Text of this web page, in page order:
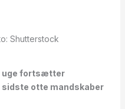
Shutterstock
uge fortsætter
otte mandskaber